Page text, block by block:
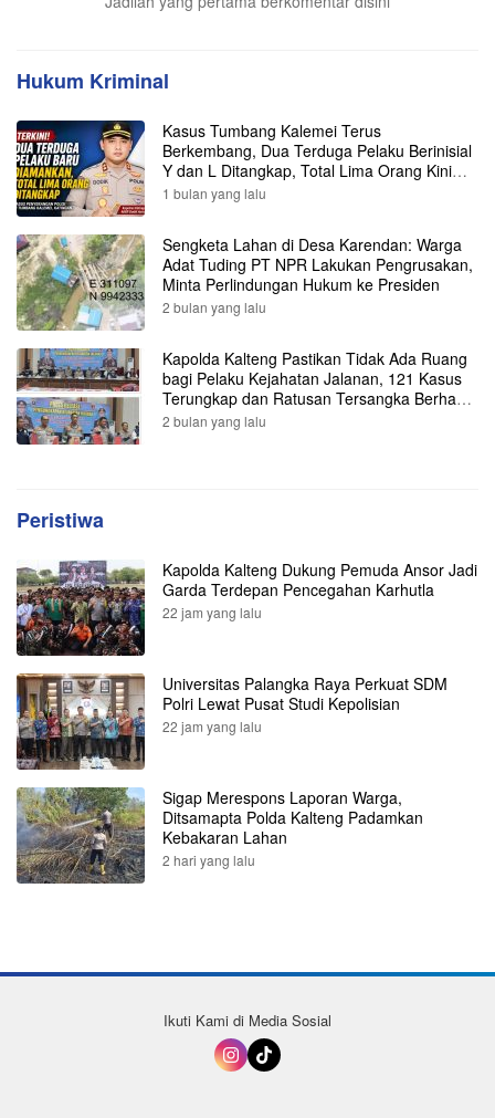
Hukum Kriminal
Kasus Tumbang Kalemei Terus
Berkembang, Dua Terduga Pelaku Berinisial
Y dan L Ditangkap, Total Lima Orang Kini
Diamankan Polisi
1 bulan yang lalu
Sengketa Lahan di Desa Karendan: Warga
Adat Tuding PT NPR Lakukan Pengrusakan,
Minta Perlindungan Hukum ke Presiden
2 bulan yang lalu
Kapolda Kalteng Pastikan Tidak Ada Ruang
bagi Pelaku Kejahatan Jalanan, 121 Kasus
Terungkap dan Ratusan Tersangka Berhasil
Dibekuk
2 bulan yang lalu
Peristiwa
Kapolda Kalteng Dukung Pemuda Ansor Jadi
Garda Terdepan Pencegahan Karhutla
22 jam yang lalu
Universitas Palangka Raya Perkuat SDM
Polri Lewat Pusat Studi Kepolisian
22 jam yang lalu
Sigap Merespons Laporan Warga,
Ditsamapta Polda Kalteng Padamkan
Kebakaran Lahan
2 hari yang lalu
Ikuti Kami di Media Sosial